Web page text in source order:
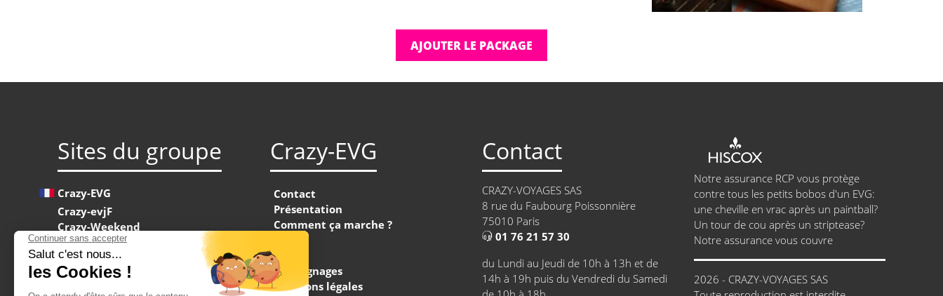
AJOUTER LE PACKAGE
Sites du groupe
Crazy-EVG
Crazy-evjF
Crazy-Weekend
Crazy-Seminaire
Maximise
Maximise Hen Weekends
Crazy-EVG
Contact
Présentation
Comment ça marche ?
Presse
Témoignages
Mentions légales
Contact
CRAZY-VOYAGES SAS
8 rue du Faubourg Poissonnière
75010 Paris
01 76 21 57 30
du Lundi au Jeudi de 10h à 13h et de
14h à 19h puis du Vendredi du Samedi
Notre assurance RCP vous protège
contre tous les petits bobos d'un EVG:
une cheville en vrac après un paintball?
Un tour de cou après un striptease?
Notre assurance vous couvre
2026 - CRAZY-VOYAGES SAS